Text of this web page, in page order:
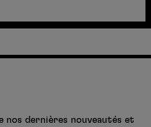
nos dernières nouveautés et